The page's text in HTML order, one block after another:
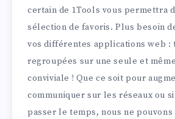
certain de 1Tools vous permettra
sélection de favoris. Plus besoin
vos différentes applications web :
regroupées sur une seule et
conviviale ! Que ce soit pour
communiquer sur les réseaux ou
passer le temps, nous ne pouvons